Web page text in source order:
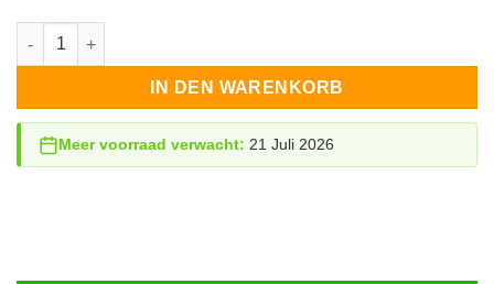
Solaredge 7,0 kW 3-Phasen-Wechselrichter Menge
IN DEN WARENKORB
Meer voorraad verwacht: 21 Juli 2026